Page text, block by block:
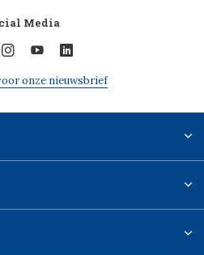
Media
onze nieuwsbrief